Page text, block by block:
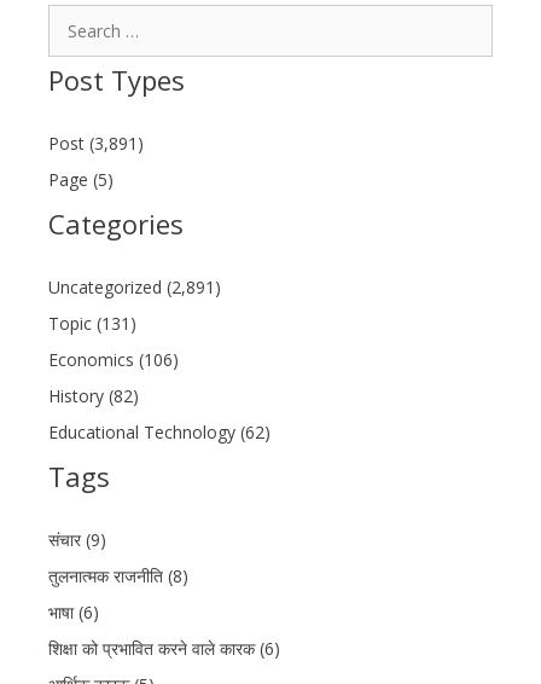
Post Types
Post (3,891)
Page (5)
Categories
Uncategorized (2,891)
Topic (131)
Economics (106)
History (82)
Educational Technology (62)
Tags
संचार (9)
तुलनात्मक राजनीति (8)
भाषा (6)
शिक्षा को प्रभावित करने वाले कारक (6)